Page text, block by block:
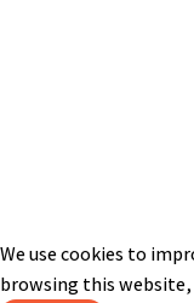
We use cookies to
browsing this website,